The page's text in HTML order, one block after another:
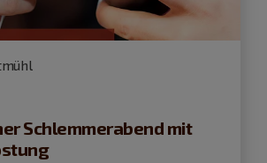
Schlemmerabend mit